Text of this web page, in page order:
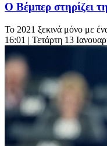
Ο Βέμπερ στηρίζει
To 2021 ξεκινά μόνο με
16:01 | Τετάρτη 13